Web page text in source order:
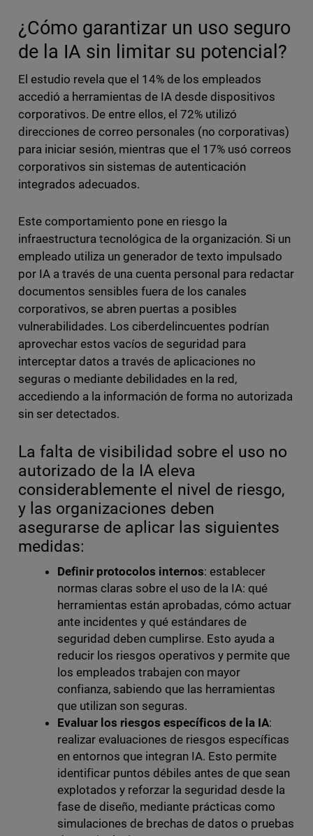
¿Cómo garantizar un uso seguro
de la IA sin limitar su potencial?
El estudio revela que el 14% de los empleados
accedió a herramientas de IA desde dispositivos
corporativos. De entre ellos, el 72% utilizó
direcciones de correo personales (no corporativas)
para iniciar sesión, mientras que el 17% usó correos
corporativos sin sistemas de autenticación
integrados adecuados.
Este comportamiento pone en riesgo la
infraestructura tecnológica de la organización. Si un
empleado utiliza un generador de texto impulsado
por IA a través de una cuenta personal para redactar
documentos sensibles fuera de los canales
corporativos, se abren puertas a posibles
vulnerabilidades. Los ciberdelincuentes podrían
aprovechar estos vacíos de seguridad para
interceptar datos a través de aplicaciones no
seguras o mediante debilidades en la red,
accediendo a la información de forma no autorizada
sin ser detectados.
La falta de visibilidad sobre el uso no
autorizado de la IA eleva
considerablemente el nivel de riesgo,
y las organizaciones deben
asegurarse de aplicar las siguientes
medidas:
Definir protocolos internos: establecer
normas claras sobre el uso de la IA: qué
herramientas están aprobadas, cómo actuar
ante incidentes y qué estándares de
seguridad deben cumplirse. Esto ayuda a
reducir los riesgos operativos y permite que
los empleados trabajen con mayor
confianza, sabiendo que las herramientas
que utilizan son seguras.
Evaluar los riesgos específicos de la IA:
realizar evaluaciones de riesgos específicas
en entornos que integran IA. Esto permite
identificar puntos débiles antes de que sean
explotados y reforzar la seguridad desde la
fase de diseño, mediante prácticas como
simulaciones de brechas de datos o pruebas